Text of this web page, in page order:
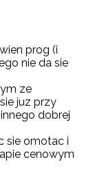
prog (i
nie da sie
ze
juz przy
dobrej
sie omotac i
cenowym